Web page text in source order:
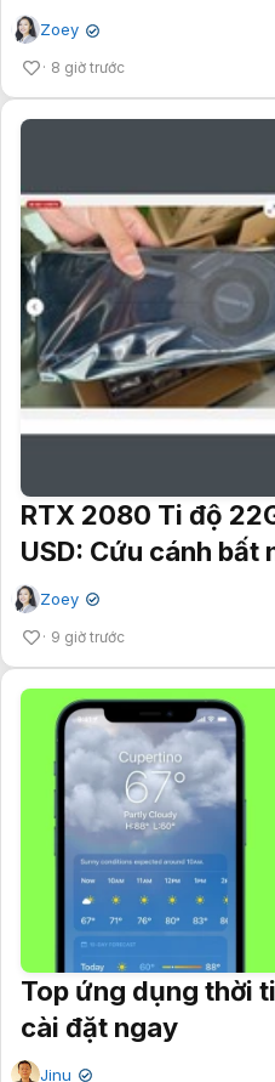
Zoey ✔
8 giờ trước
RTX 2080 Ti độ
USD: Cứu cánh bất
Zoey ✔
9 giờ trước
Top ứng dụng thời
cài đặt ngay
Jinu ✔